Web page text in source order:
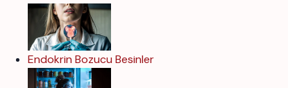
Endokrin Bozucu Besinler